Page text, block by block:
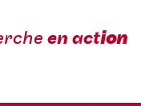
en action